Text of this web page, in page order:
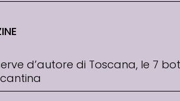
d’autore di Toscana, le 7